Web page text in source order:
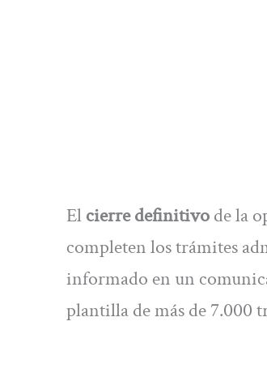
Elcierre definitivode la
completen los trámites
informado en un
plantilla de más de 7.000